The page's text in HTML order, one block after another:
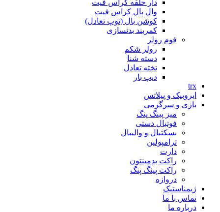
دار حلقه کراس فیت
وال بال کراس فیت
کوشن بال (توپ تعادل)
کمربند بدنسازی
فوم رولر
رولر شکم
دسته شنا
تخته تعادل
دیپ بار
trx
ایروبیک و پیلاتس
بازی و سرگرمی
میز پینگ پنگ
فوتبال دستی
بسکتبال و والیبال
ترامپولین
دارت
راکت بدمینتون
راکت پینگ پنگ
دروازه
ژیمناستیک
تماس با ما
درباره ما